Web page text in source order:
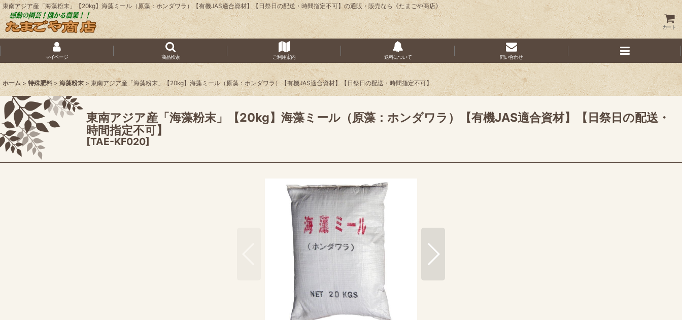
東南アジア産「海藻粉末」【20kg】海藻ミール（原藻：ホンダワラ）【有機JAS適合資材】【日祭日の配送・時間指定不可】の通販・販売なら《たまごや商店》
カート
マイページ 商品検索 ご利用案内 送料について 問い合わせ
ホーム > 特殊肥料 > 海藻粉末 > 東南アジア産「海藻粉末」【20kg】海藻ミール（原藻：ホンダワラ）【有機JAS適合資材】【日祭日の配送・時間指定不可】
東南アジア産「海藻粉末」【20kg】海藻ミール（原藻：ホンダワラ）【有機JAS適合資材】【日祭日の配送・
時間指定不可】
[TAE-KF020]